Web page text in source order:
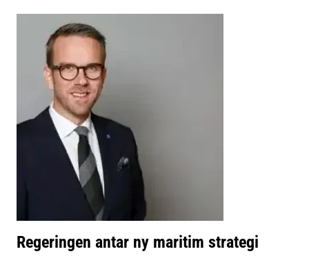
Regeringen antar ny maritim strategi